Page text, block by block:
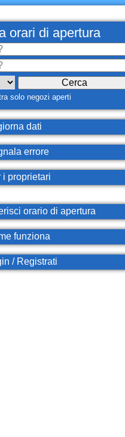
orari di apertura
solo negozi aperti
dati
errore
proprietari
orario di apertura
funziona
/ Registrati